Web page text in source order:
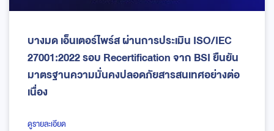
บางมด เอ็นเตอร์ไพร์ส ผ่านการประเมิน ISO/IEC
27001:2022 รอบ Recertification จาก BSI ยืนยัน
มาตรฐานความมั่นคงปลอดภัยสารสนเทศอย่างต่อ
เนื่อง
ดูรายละเอียด